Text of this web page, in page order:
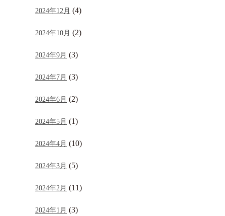
2024年12月 (4)
2024年10月 (2)
2024年9月 (3)
2024年7月 (3)
2024年6月 (2)
2024年5月 (1)
2024年4月 (10)
2024年3月 (5)
2024年2月 (11)
2024年1月 (3)